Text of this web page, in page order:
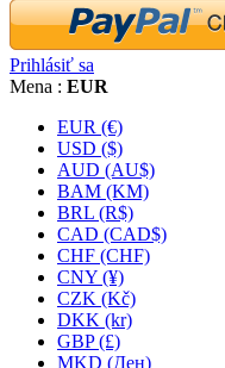
Prihlásiť sa
Mena : EUR
EUR (€)
USD ($)
AUD (AU$)
BAM (KM)
BRL (R$)
CAD (CAD$)
CHF (CHF)
CNY (¥)
CZK (Kč)
DKK (kr)
GBP (£)
MKD (Ден)